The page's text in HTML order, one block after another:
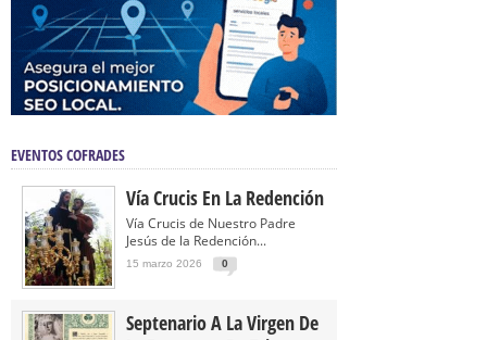
EVENTOS COFRADES
Vía Crucis En La Redención
Vía Crucis de Nuestro Padre
Jesús de la Redención...
15 marzo 2026 0
Septenario A La Virgen De